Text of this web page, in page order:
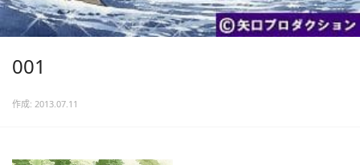
001
作成: 2013.07.11